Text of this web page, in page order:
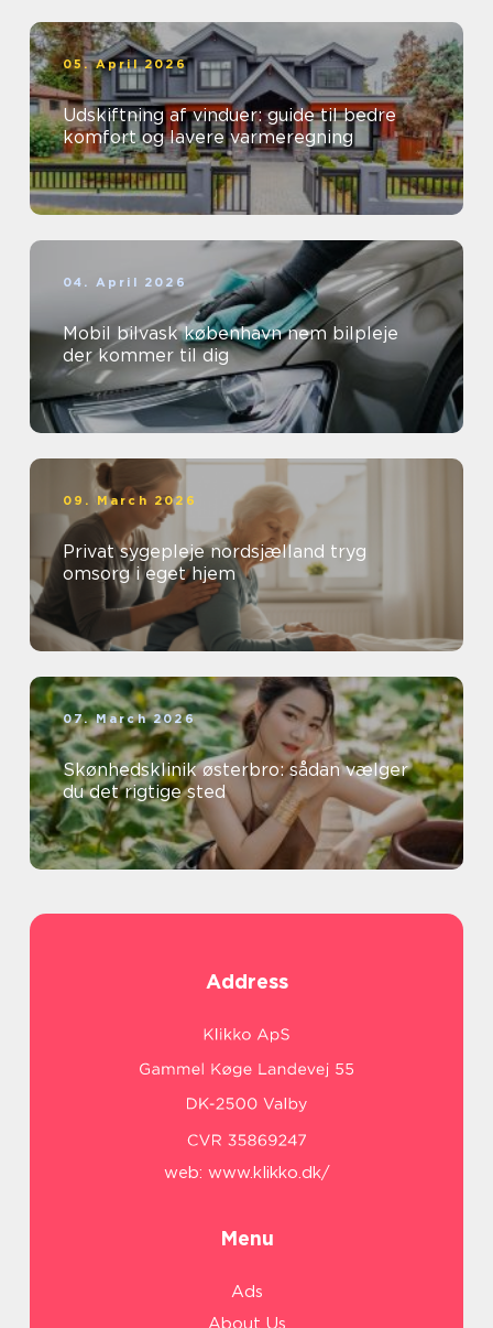
05. April 2026
Udskiftning af vinduer: guide til bedre
komfort og lavere varmeregning
04. April 2026
Mobil bilvask københavn nem bilpleje
der kommer til dig
09. March 2026
Privat sygepleje nordsjælland tryg
omsorg i eget hjem
07. March 2026
Skønhedsklinik østerbro: sådan vælger
du det rigtige sted
Address
web: www.klikko.dk/
Menu
Ads
About Us